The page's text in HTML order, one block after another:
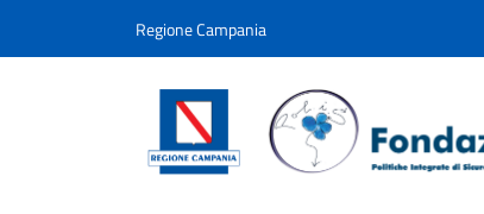
Regione Campania